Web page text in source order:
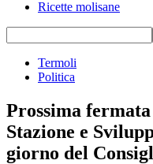
Ricette molisane
Termoli
Politica
Prossima
Stazione e
giorno del